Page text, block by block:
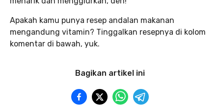
Apakah kamu punya resep andalan makanan
mengandung vitamin? Tinggalkan resepnya di kolom
komentar di bawah, yuk.
Bagikan artikel ini